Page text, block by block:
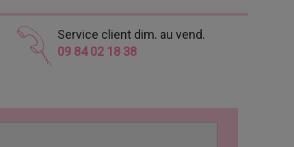
Service client dim. au vend.
09 84 02 18 38